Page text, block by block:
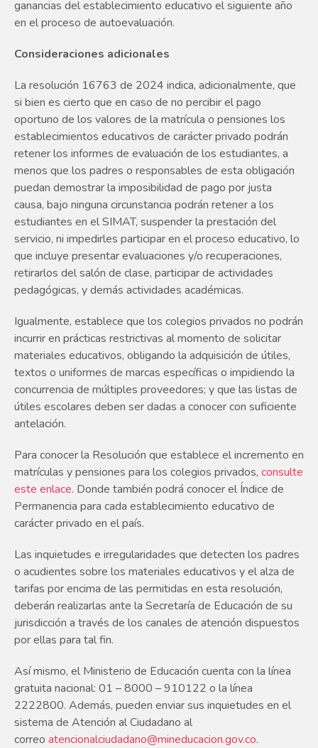
ganancias del establecimiento educativo el siguiente año
en el proceso de autoevaluación.
Consideraciones adicionales
La resolución 16763 de 2024 indica, adicionalmente, que
si bien es cierto que en caso de no percibir el pago
oportuno de los valores de la matrícula o pensiones los
establecimientos educativos de carácter privado podrán
retener los informes de evaluación de los estudiantes, a
menos que los padres o responsables de esta obligación
puedan demostrar la imposibilidad de pago por justa
causa, bajo ninguna circunstancia podrán retener a los
estudiantes en el SIMAT, suspender la prestación del
servicio, ni impedirles participar en el proceso educativo, lo
que incluye presentar evaluaciones y/o recuperaciones,
retirarlos del salón de clase, participar de actividades
pedagógicas, y demás actividades académicas.
Igualmente, establece que los colegios privados no podrán
incurrir en prácticas restrictivas al momento de solicitar
materiales educativos, obligando la adquisición de útiles,
textos o uniformes de marcas específicas o impidiendo la
concurrencia de múltiples proveedores; y que las listas de
útiles escolares deben ser dadas a conocer con suficiente
antelación.
Para conocer la Resolución que establece el incremento en
matrículas y pensiones para los colegios privados, consulte
este enlace. Donde también podrá conocer el Índice de
Permanencia para cada establecimiento educativo de
carácter privado en el país.
Las inquietudes e irregularidades que detecten los padres
o acudientes sobre los materiales educativos y el alza de
tarifas por encima de las permitidas en esta resolución,
deberán realizarlas ante la Secretaría de Educación de su
jurisdicción a través de los canales de atención dispuestos
por ellas para tal fin.
Así mismo, el Ministerio de Educación cuenta con la línea
gratuita nacional: 01 – 8000 – 910122 o la línea
2222800. Además, pueden enviar sus inquietudes en el
sistema de Atención al Ciudadano al
correo atencionalciudadano@mineducacion.gov.co.